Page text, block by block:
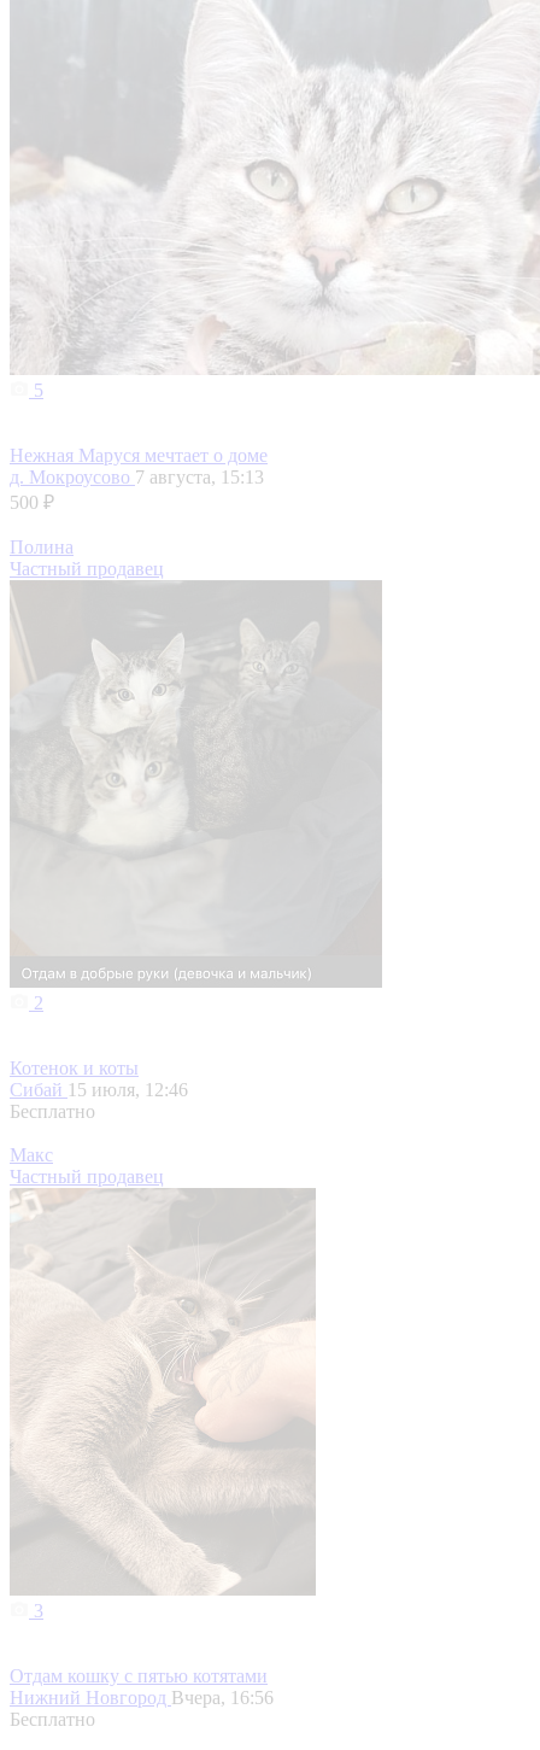
5
Нежная Маруся мечтает о доме
д. Мокроусово 7 августа, 15:13
500 ₽
Полина
Частный продавец
2
Котенок и коты
Сибай 15 июля, 12:46
Бесплатно
Макс
Частный продавец
3
Отдам кошку с пятью котятами
Нижний Новгород Вчера, 16:56
Бесплатно